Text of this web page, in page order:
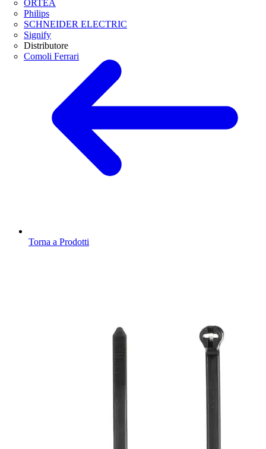
ORTEA
Philips
SCHNEIDER ELECTRIC
Signify
Distributore
Comoli Ferrari
Torna a Prodotti